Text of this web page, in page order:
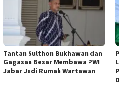
Tantan Sulthon Bukhawan dan
Gagasan Besar Membawa PWI
Jabar Jadi Rumah Wartawan